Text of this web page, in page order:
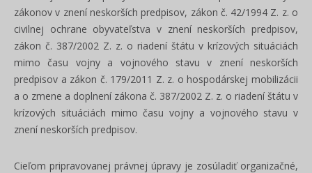
zákonov v znení neskorších predpisov, zákon č. 42/1994 Z. z. o
civilnej ochrane obyvateľstva v znení neskorších predpisov,
zákon č. 387/2002 Z. z. o riadení štátu v krízových situáciách
mimo času vojny a vojnového stavu v znení neskorších
predpisov a zákon č. 179/2011 Z. z. o hospodárskej mobilizácii
a o zmene a doplnení zákona č. 387/2002 Z. z. o riadení štátu v
krízových situáciách mimo času vojny a vojnového stavu v
znení neskorších predpisov.
Cieľom pripravovanej právnej úpravy je zosúladiť organizačné,